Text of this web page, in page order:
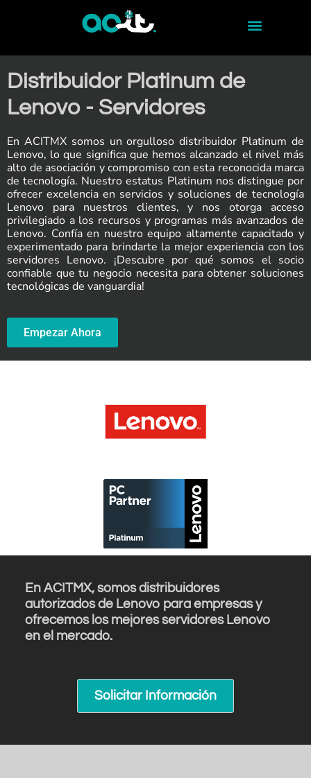
Distribuidor Platinum de
Lenovo - Servidores
En ACITMX somos un orgulloso distribuidor Platinum de
Lenovo, lo que significa que hemos alcanzado el nivel más
alto de asociación y compromiso con esta reconocida marca
de tecnología. Nuestro estatus Platinum nos distingue por
ofrecer excelencia en servicios y soluciones de tecnología
Lenovo para nuestros clientes, y nos otorga acceso
privilegiado a los recursos y programas más avanzados de
Lenovo. Confía en nuestro equipo altamente capacitado y
experimentado para brindarte la mejor experiencia con los
servidores Lenovo. ¡Descubre por qué somos el socio
confiable que tu negocio necesita para obtener soluciones
tecnológicas de vanguardia!
Empezar Ahora
En ACITMX, somos distribuidores
autorizados de Lenovo para empresas y
ofrecemos los mejores servidores Lenovo
en el mercado.
Solicitar Información